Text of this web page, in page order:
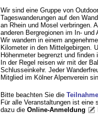
Wir sind eine Gruppe von
Tageswanderungen auf den
an Rhein und Mosel verbringen.
anderen Bergregionen im In- und
Wir wandern in einem
Kilometer in den Mittelgebirgen.
Höhenmeter begrenzt und
In der Regel reisen wir mit der
Schlusseinkehr. Jeder
Mitglied im Kölner Alpenverein
Bitte beachten Sie die
Für alle Veranstaltungen ist
dazu die Online-Anmeldung